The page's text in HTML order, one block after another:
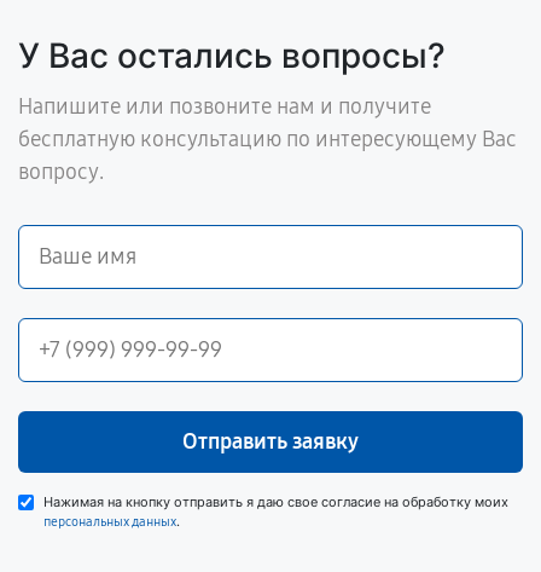
У Вас остались вопросы?
Напишите или позвоните нам и получите
бесплатную консультацию по интересующему Вас
вопросу.
Отправить заявку
Нажимая на кнопку отправить я даю свое согласие на обработку моих
персональных данных.